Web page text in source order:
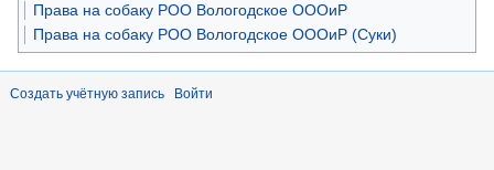
Права на собаку РОО Вологодское ОООиР
Права на собаку РОО Вологодское ОООиР (Суки)
Создать учётную запись Войти